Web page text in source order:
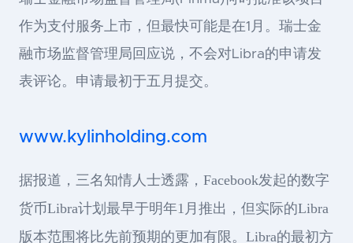
作为支付服务上市，但最快可能是在1月。瑞士金
融市场监督管理局回应说，不会对Libra的申请发
表评论。申请最初于五月提交。
www.kylinholding.com
据报道，三名知情人士透露，Facebook发起的数字
货币Libra计划最早于明年1月推出，但实际的Libra
版本范围将比先前预期的更加有限。Libra的最初方